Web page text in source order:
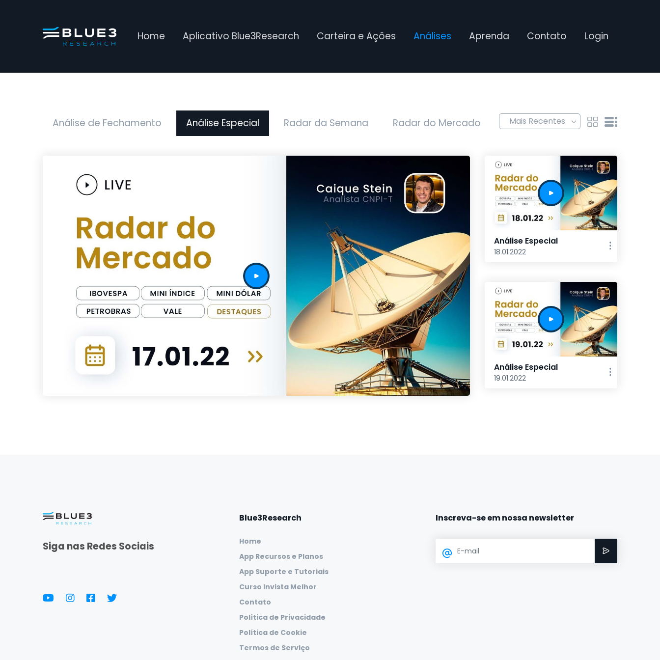
Home Aplicativo Blue3Research Carteira e Ações Análises Aprenda Contato Login
Análise de Fechamento Análise Especial Radar da Semana Radar do Mercado
Análise Especial
18.01.2022
Análise Especial
19.01.2022
Siga nas Redes Sociais
Blue3Research
Home
App Recursos e Planos
App Suporte e Tutoriais
Curso Invista Melhor
Contato
Política de Privacidade
Política de Cookie
Termos de Serviço
Inscreva-se em nossa newsletter